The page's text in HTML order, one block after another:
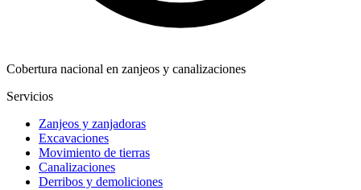
Cobertura nacional en zanjeos y canalizaciones
Servicios
Zanjeos y zanjadoras
Excavaciones
Movimiento de tierras
Canalizaciones
Derribos y demoliciones